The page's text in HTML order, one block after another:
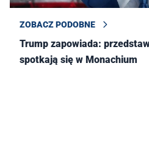
ZOBACZ PODOBNE
Trump zapowiada:
spotkają się w Monachium